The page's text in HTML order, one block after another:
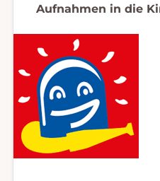
Aufnahmen in die